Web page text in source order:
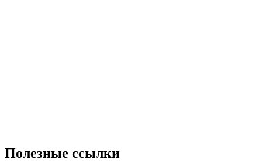
Полезные ссылки